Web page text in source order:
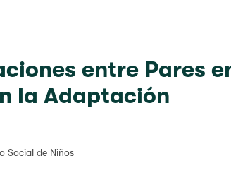
entre Pares
la Adaptación
Social de Niños